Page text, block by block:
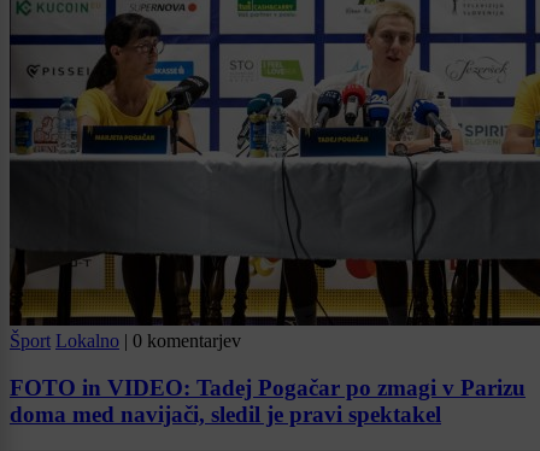
Šport Lokalno | 0 komentarjev
FOTO in VIDEO: Tadej Pogačar po zmagi v Parizu
doma med navijači, sledil je pravi spektakel